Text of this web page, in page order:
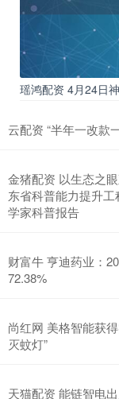
瑶鸿配资 4月24日
云配资 “半年一改款
金猪配资 以生态之
东省科普能力提升
学家科普报告
财富牛 亨迪药业：
72.38%
尚红网 美格智能获
灭蚊灯”
天猫配资 能链智电